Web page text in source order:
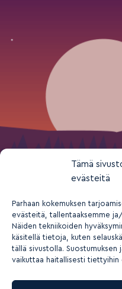
Tämä
evästeitä
Parhaan kokemuksen
evästeitä, tallentaaksemme
Näiden tekniikoiden
käsitellä tietoja, kuten
tällä sivustolla.
vaikuttaa haitallisesti tiettyihin